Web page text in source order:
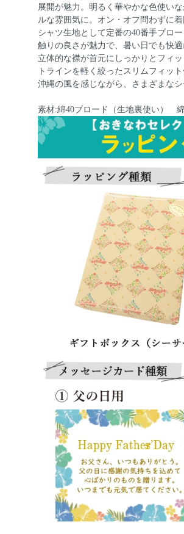
展開が魅力。明るく華やかな色使い
ルな雰囲気に。オン・オフ問わずに
シャツ生地として定番の40番手ブロ
触りの良さが魅力で、暑い日でも快適
立体的な襟が首元にしっかりとフィ
トラインを軽く絞ったスリムフィッ
沖縄の風を感じながら、さまざまな
素材:綿40ブロード（生地裏使い